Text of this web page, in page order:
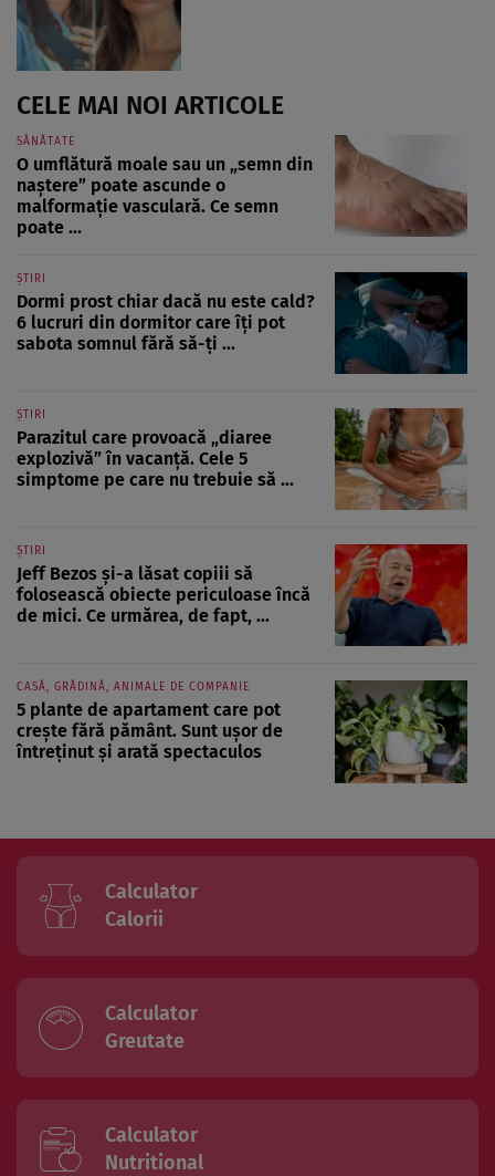
CELE MAI NOI ARTICOLE
SĂNĂTATE
O umflătură moale sau un „semn din
naștere” poate ascunde o
malformație vasculară. Ce semn
poate ...
ȘTIRI
Dormi prost chiar dacă nu este cald?
6 lucruri din dormitor care îți pot
sabota somnul fără să-ți ...
ȘTIRI
Parazitul care provoacă „diaree
explozivă” în vacanță. Cele 5
simptome pe care nu trebuie să ...
ȘTIRI
Jeff Bezos și-a lăsat copiii să
folosească obiecte periculoase încă
de mici. Ce urmărea, de fapt, ...
CASĂ, GRĂDINĂ, ANIMALE DE COMPANIE
5 plante de apartament care pot
crește fără pământ. Sunt ușor de
întreținut și arată spectaculos
Calculator
Calorii
Calculator
Greutate
Calculator
Nutritional